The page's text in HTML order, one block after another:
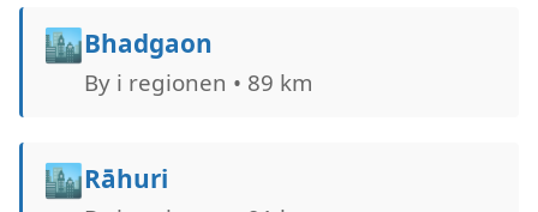
🏙️Bhadgaon
By i regionen • 89 km
🏙️Rāhuri